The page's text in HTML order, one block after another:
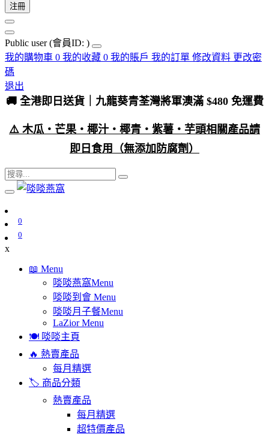
注冊
Public user (會員ID: )
我的購物車 0 我的收藏 0 我的賬戶 我的訂單 修改資料 更改密
碼
退出
🚚 全港即日送貨｜九龍葵青荃灣將軍澳滿 $480 免運費
⚠️ 木瓜・芒果・椰汁・椰青・紫薯・芋頭相關產品請
即日食用（無添加防腐劑）
0
0
x
📖 Menu
啖啖燕窩Menu
啖啖到會 Menu
啖啖月子餐Menu
LaZior Menu
🍽️ 啖啖主頁
🔥 熱賣產品
每月精選
🏷️ 商品分類
熱賣產品
每月精選
超特價產品